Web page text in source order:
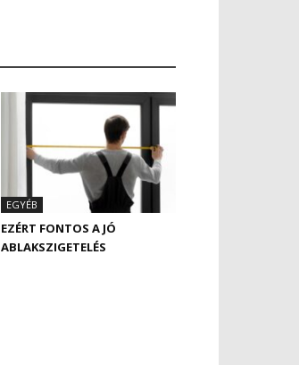
EGYÉB
EZÉRT FONTOS A JÓ
ABLAKSZIGETELÉS